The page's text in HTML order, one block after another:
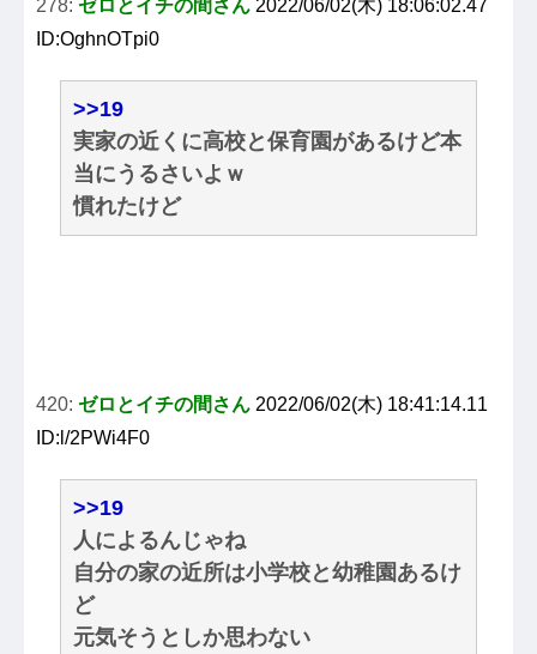
278: ゼロとイチの間さん 2022/06/02(木) 18:06:02.47
ID:OghnOTpi0
>>19
実家の近くに高校と保育園があるけど本
当にうるさいよｗ
慣れたけど
420: ゼロとイチの間さん 2022/06/02(木) 18:41:14.11
ID:l/2PWi4F0
>>19
人によるんじゃね
自分の家の近所は小学校と幼稚園あるけ
ど
元気そうとしか思わない